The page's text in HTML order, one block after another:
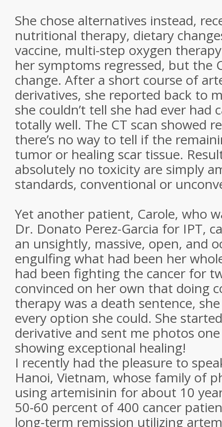
She chose alternatives instead,
nutritional therapy, dietary
vaccine, multi-step oxygen
her symptoms regressed, but the
change. After a short course of
derivatives, she reported back to
she couldn’t tell she had ever had
totally well. The CT scan showed
there’s no way to tell if the
tumor or healing scar tissue.
absolutely no toxicity are simply
standards, conventional or
Yet another patient, Carole, who
Dr. Donato Perez-Garcia for IPT,
an unsightly, massive, open, and
engulfing what had been her
had been fighting the cancer for
convinced on her own that doing
therapy was a death sentence,
every option she could. She
derivative and sent me photos
showing exceptional healing!
I recently had the pleasure to
Hanoi, Vietnam, whose family of
using artemisinin for about 10
50-60 percent of 400 cancer
long-term remission utilizing